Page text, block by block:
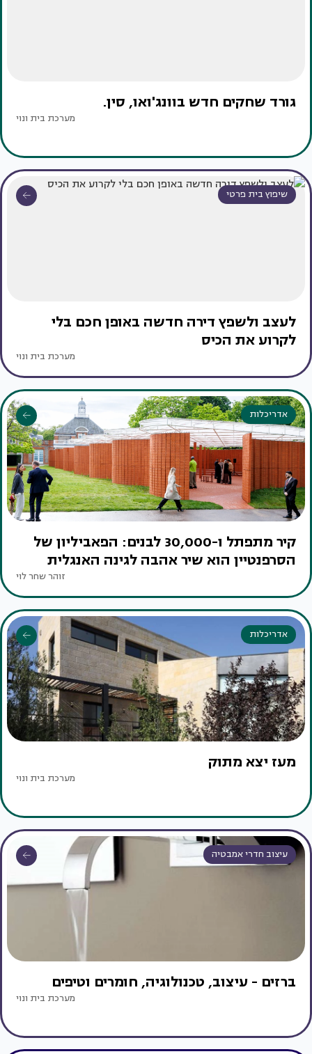
גורד שחקים חדש בוונג'ואו, סין.
מערכת בית ונוי
שיפוץ בית פרטי
לעצב ולשפץ דירה חדשה באופן חכם בלי
לקרוע את הכיס
מערכת בית ונוי
אדריכלות
קיר מתפתל ו-30,000 לבנים: הפאביליון של
הסרפנטיין הוא שיר אהבה לגינה האנגלית
זוהר שחר לוי
אדריכלות
מעז יצא מתוק
מערכת בית ונוי
עיצוב חדרי אמבטיה
ברזים - עיצוב, טכנולוגיה, חומרים וטיפים
מערכת בית ונוי